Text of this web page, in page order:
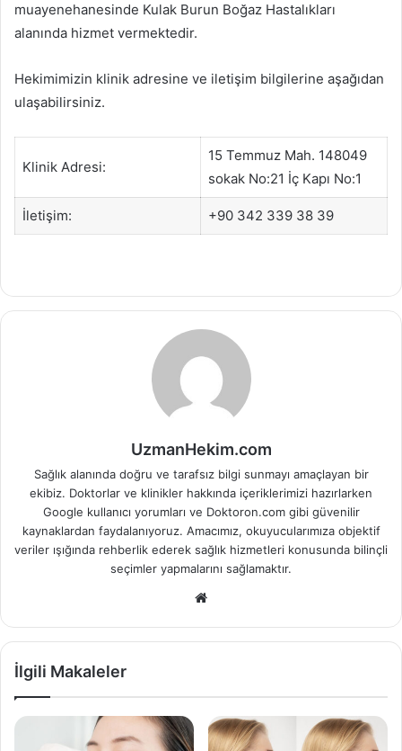
muayenehanesinde Kulak Burun Boğaz Hastalıkları
alanında hizmet vermektedir.
Hekimimizin klinik adresine ve iletişim bilgilerine aşağıdan
ulaşabilirsiniz.
Klinik Adresi:
15 Temmuz Mah. 148049
sokak No:21 İç Kapı No:1
İletişim: +90 342 339 38 39
UzmanHekim.com
Sağlık alanında doğru ve tarafsız bilgi sunmayı amaçlayan bir
ekibiz. Doktorlar ve klinikler hakkında içeriklerimizi hazırlarken
Google kullanıcı yorumları ve Doktoron.com gibi güvenilir
kaynaklardan faydalanıyoruz. Amacımız, okuyucularımıza objektif
veriler ışığında rehberlik ederek sağlık hizmetleri konusunda bilinçli
seçimler yapmalarını sağlamaktır.
İlgili Makaleler